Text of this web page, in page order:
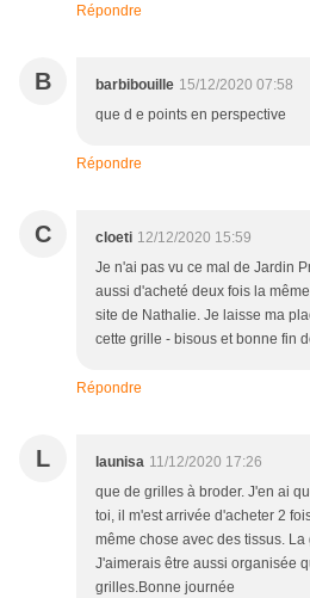
Répondre
B barbibouille 15/12/2020 07:58
que d e points en perspective
Répondre
C cloeti 12/12/2020 15:59
Je n'ai pas vu ce mal de Jardin
aussi d'acheté deux fois la
site de Nathalie. Je laisse ma
cette grille - bisous et bonne fin
Répondre
L launisa 11/12/2020 17:26
que de grilles à broder. J'en ai
toi, il m'est arrivée d'acheter 2
même chose avec des tissus.
J'aimerais être aussi organisée
grilles.Bonne journée